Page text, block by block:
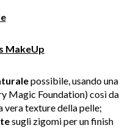
MakeUp
possibile, usando una
Magic Foundation) così da
vera texture della pelle;
sugli zigomi per un finish